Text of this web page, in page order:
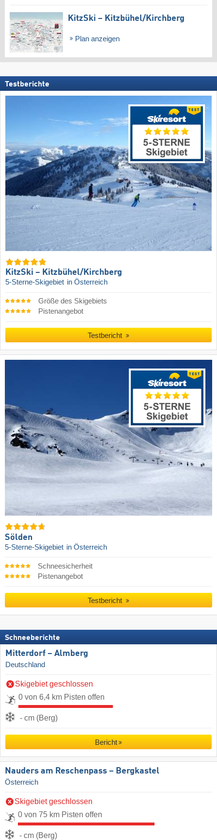
KitzSki – Kitzbühel/​Kirchberg
Plan anzeigen
Testberichte
KitzSki – Kitzbühel/​Kirchberg
5-Sterne-Skigebiet in Österreich
Größe des Skigebiets
Pistenangebot
Testbericht
Sölden
5-Sterne-Skigebiet in Österreich
Schneesicherheit
Pistenangebot
Testbericht
Schneeberichte
Mitterdorf – Almberg
Deutschland
Skigebiet geschlossen
0 von 6,4 km Pisten offen
- cm (Berg)
Bericht
Nauders am Reschenpass – Bergkastel
Österreich
Skigebiet geschlossen
0 von 75 km Pisten offen
- cm (Berg)